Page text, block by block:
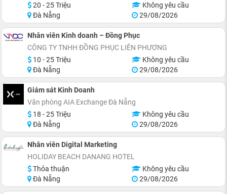
20 - 25 Triệu
Không yêu cầu
Đà Nẵng
29/08/2026
Nhân viên Kinh doanh – Đồng Phục
CÔNG TY TNHH ĐỒNG PHỤC LIÊN PHƯƠNG
10 - 25 Triệu
Không yêu cầu
Đà Nẵng
29/08/2026
Giám sát Kinh Doanh
Văn phòng AIA Exchange Đà Nẵng
18 - 25 Triệu
Không yêu cầu
Đà Nẵng
29/08/2026
Nhân viên Digital Marketing
HOLIDAY BEACH DANANG HOTEL
Thỏa thuận
Không yêu cầu
Đà Nẵng
29/08/2026